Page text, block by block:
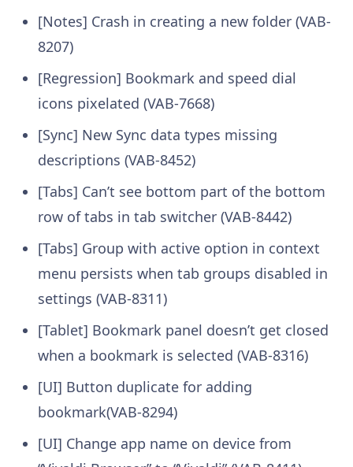
[Notes] Crash in creating a new folder (VAB-
8207)
[Regression] Bookmark and speed dial
icons pixelated (VAB-7668)
[Sync] New Sync data types missing
descriptions (VAB-8452)
[Tabs] Can’t see bottom part of the bottom
row of tabs in tab switcher (VAB-8442)
[Tabs] Group with active option in context
menu persists when tab groups disabled in
settings (VAB-8311)
[Tablet] Bookmark panel doesn’t get closed
when a bookmark is selected (VAB-8316)
[UI] Button duplicate for adding
bookmark(VAB-8294)
[UI] Change app name on device from